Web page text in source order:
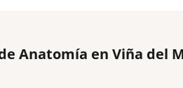
Anatomía en Viña del